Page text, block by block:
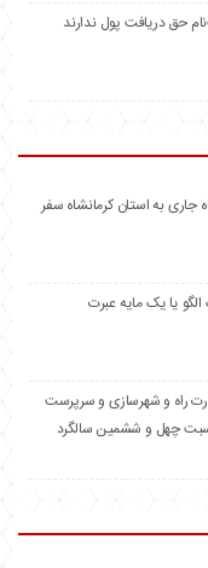
حق دریافت پول ندارند
جاری به استان کرمانشاه سفر
یا یک مایه عبرت
راه و شهرسازی و سرپرست
چهل و ششمین سالگرد